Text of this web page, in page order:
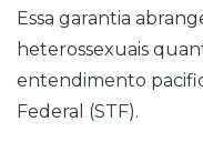
Essa garantia
heterossexuais
entendimento
Federal (STF).